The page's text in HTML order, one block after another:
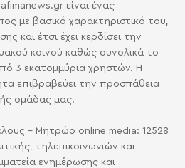
είναι ένας
με βασικό χαρακτηριστικό του,
και έτσι έχει κερδίσει την
κοινού καθώς συνολικά το
3 εκατομμύρια χρηστών. Η
επιβραβεύει την προσπάθεια
ομάδας μας.
- Μητρώο online media: 12528
τηλεπικοινωνιών και
ενημέρωσης και